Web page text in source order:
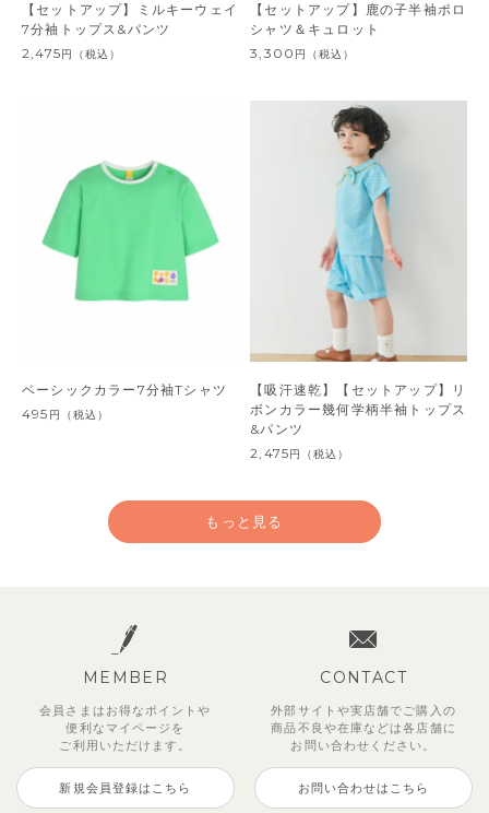
【セットアップ】ミルキーウェイ
7分袖トップス&パンツ
2,475円 （税込）
【セットアップ】鹿の子半袖ポロ
シャツ＆キュロット
3,300 円 （税込）
ベーシックカラー7分袖Tシャツ
495 円 （税込）
【吸汗速乾】【セットアップ】リ
ボンカラー幾何学柄半袖トップス
&パンツ
2,475円 （税込）
もっと見る
MEMBER
会員さまはお得なポイントや
便利な マイページを
ご利用いただけます。
新規会員登録はこちら
CONTACT
外部サイトや実店舗でご購入の
商品不良や在庫などは各店舗に
お問い合わせください。
お問い合わせはこちら